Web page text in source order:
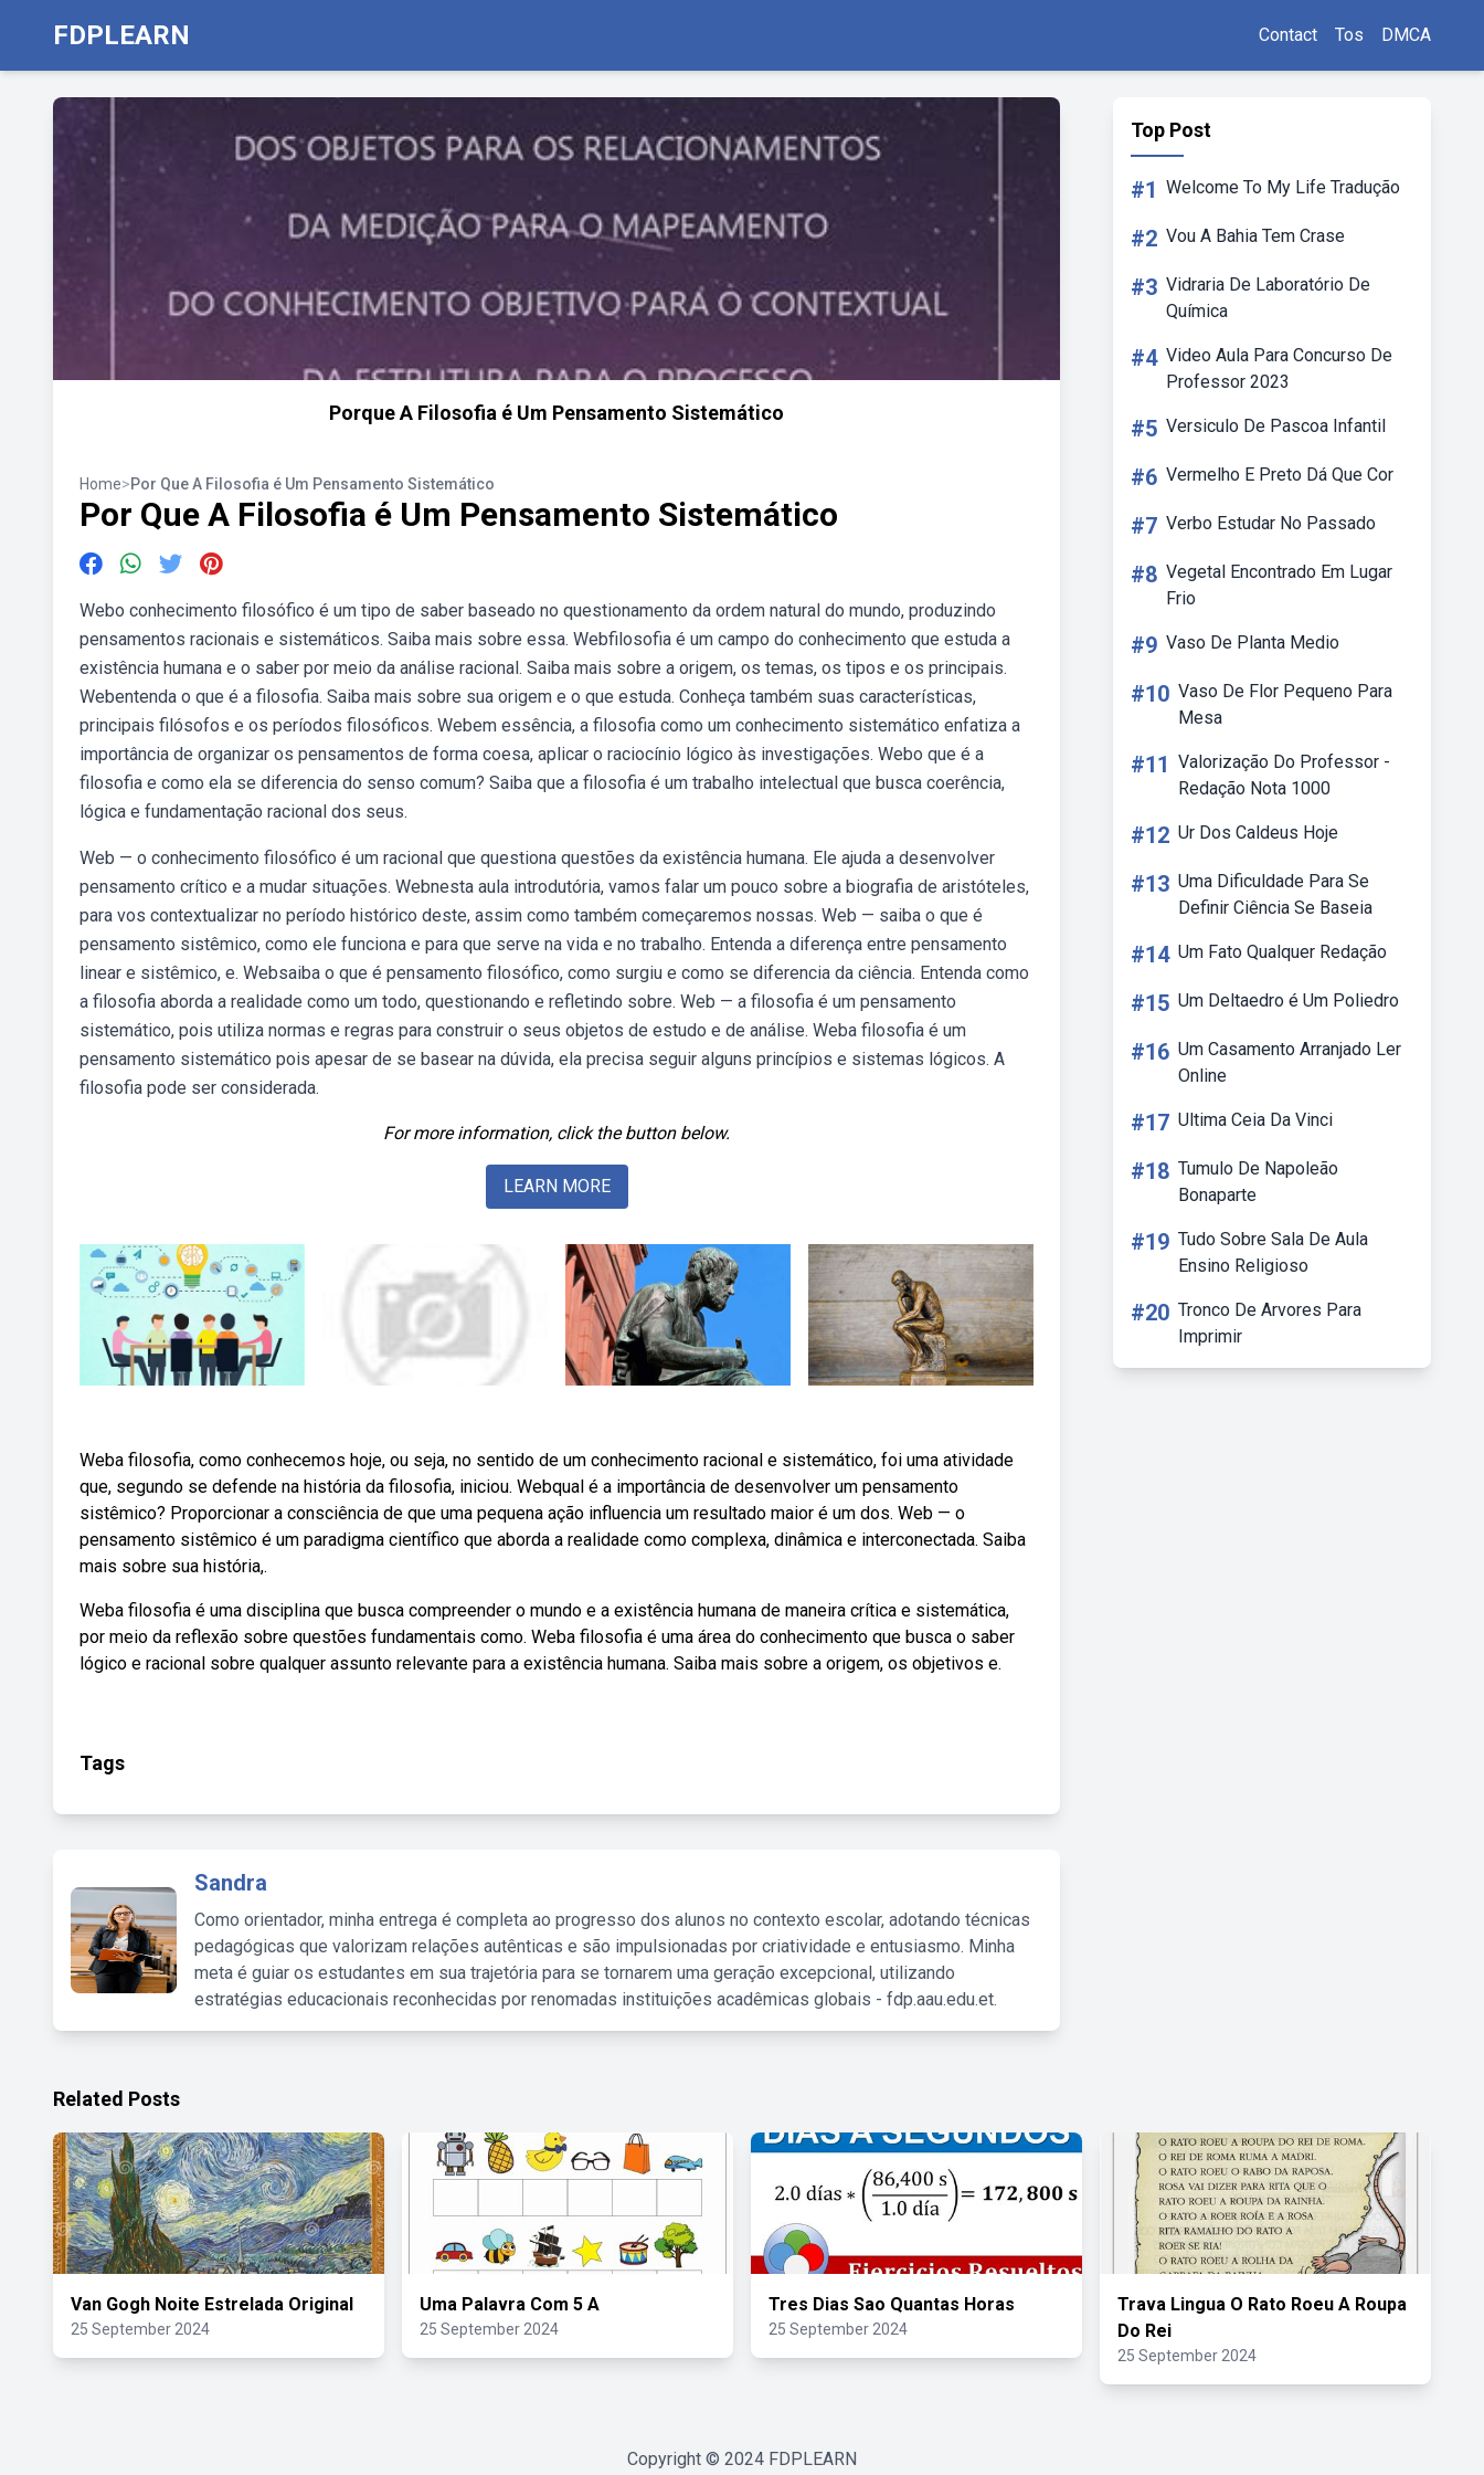
FDPLEARN Contact Tos DMCA
Porque A Filosofia é Um Pensamento Sistemático
Home>Por Que A Filosofia é Um Pensamento Sistemático
Por Que A Filosofia é Um Pensamento Sistemático
Webo conhecimento filosófico é um tipo de saber baseado no questionamento da ordem natural do mundo, produzindo
pensamentos racionais e sistemáticos. Saiba mais sobre essa. Webfilosofia é um campo do conhecimento que estuda a
existência humana e o saber por meio da análise racional. Saiba mais sobre a origem, os temas, os tipos e os principais.
Webentenda o que é a filosofia. Saiba mais sobre sua origem e o que estuda. Conheça também suas características,
principais filósofos e os períodos filosóficos. Webem essência, a filosofia como um conhecimento sistemático enfatiza a
importância de organizar os pensamentos de forma coesa, aplicar o raciocínio lógico às investigações. Webo que é a
filosofia e como ela se diferencia do senso comum? Saiba que a filosofia é um trabalho intelectual que busca coerência,
lógica e fundamentação racional dos seus.
Web — o conhecimento filosófico é um racional que questiona questões da existência humana. Ele ajuda a desenvolver
pensamento crítico e a mudar situações. Webnesta aula introdutória, vamos falar um pouco sobre a biografia de aristóteles,
para vos contextualizar no período histórico deste, assim como também começaremos nossas. Web — saiba o que é
pensamento sistêmico, como ele funciona e para que serve na vida e no trabalho. Entenda a diferença entre pensamento
linear e sistêmico, e. Websaiba o que é pensamento filosófico, como surgiu e como se diferencia da ciência. Entenda como
a filosofia aborda a realidade como um todo, questionando e refletindo sobre. Web — a filosofia é um pensamento
sistemático, pois utiliza normas e regras para construir o seus objetos de estudo e de análise. Weba filosofia é um
pensamento sistemático pois apesar de se basear na dúvida, ela precisa seguir alguns princípios e sistemas lógicos. A
filosofia pode ser considerada.
For more information, click the button below.
LEARN MORE
Weba filosofia, como conhecemos hoje, ou seja, no sentido de um conhecimento racional e sistemático, foi uma atividade
que, segundo se defende na história da filosofia, iniciou. Webqual é a importância de desenvolver um pensamento
sistêmico? Proporcionar a consciência de que uma pequena ação influencia um resultado maior é um dos. Web — o
pensamento sistêmico é um paradigma científico que aborda a realidade como complexa, dinâmica e interconectada. Saiba
mais sobre sua história,.
Weba filosofia é uma disciplina que busca compreender o mundo e a existência humana de maneira crítica e sistemática,
por meio da reflexão sobre questões fundamentais como. Weba filosofia é uma área do conhecimento que busca o saber
lógico e racional sobre qualquer assunto relevante para a existência humana. Saiba mais sobre a origem, os objetivos e.
Tags
Sandra
Como orientador, minha entrega é completa ao progresso dos alunos no contexto escolar, adotando técnicas
pedagógicas que valorizam relações autênticas e são impulsionadas por criatividade e entusiasmo. Minha
meta é guiar os estudantes em sua trajetória para se tornarem uma geração excepcional, utilizando
estratégias educacionais reconhecidas por renomadas instituições acadêmicas globais - fdp.aau.edu.et.
Top Post
#1 Welcome To My Life Tradução
#2 Vou A Bahia Tem Crase
#3 Vidraria De Laboratório De
Química
#4 Video Aula Para Concurso De
Professor 2023
#5 Versiculo De Pascoa Infantil
#6 Vermelho E Preto Dá Que Cor
#7 Verbo Estudar No Passado
#8 Vegetal Encontrado Em Lugar
Frio
#9 Vaso De Planta Medio
#10 Vaso De Flor Pequeno Para
Mesa
#11 Valorização Do Professor -
Redação Nota 1000
#12 Ur Dos Caldeus Hoje
#13 Uma Dificuldade Para Se
Definir Ciência Se Baseia
#14 Um Fato Qualquer Redação
#15 Um Deltaedro é Um Poliedro
#16 Um Casamento Arranjado Ler
Online
#17 Ultima Ceia Da Vinci
#18 Tumulo De Napoleão
Bonaparte
#19 Tudo Sobre Sala De Aula
Ensino Religioso
#20 Tronco De Arvores Para
Imprimir
Related Posts
Van Gogh Noite Estrelada Original
25 September 2024
Uma Palavra Com 5 A
25 September 2024
Tres Dias Sao Quantas Horas
25 September 2024
Trava Lingua O Rato Roeu A Roupa
Do Rei
25 September 2024
Copyright © 2024 FDPLEARN